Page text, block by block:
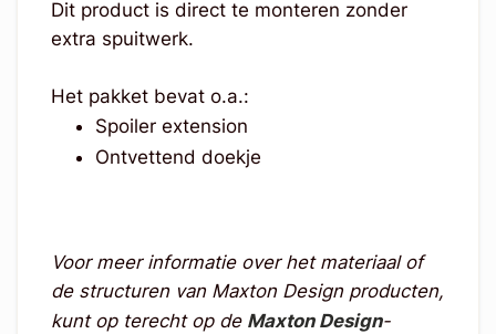
Dit product is direct te monteren zonder
extra spuitwerk.
Het pakket bevat o.a.:
Spoiler extension
Ontvettend doekje
Voor meer informatie over het materiaal of
de structuren van Maxton Design producten,
kunt op terecht op de Maxton Design-